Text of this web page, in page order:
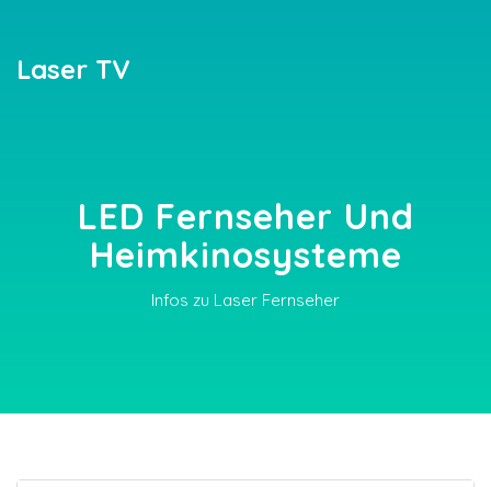
Laser TV
LED Fernseher Und
Heimkinosysteme
Infos zu Laser Fernseher